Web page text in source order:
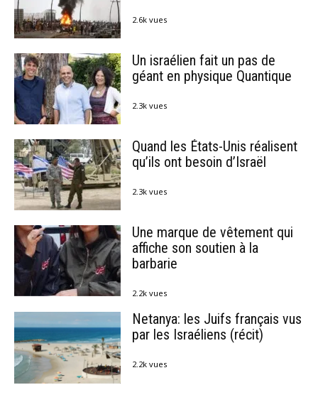
2.6k vues
Un israélien fait un pas de
géant en physique Quantique
2.3k vues
Quand les États-Unis réalisent
qu’ils ont besoin d’Israël
2.3k vues
Une marque de vêtement qui
affiche son soutien à la
barbarie
2.2k vues
Netanya: les Juifs français vus
par les Israéliens (récit)
2.2k vues